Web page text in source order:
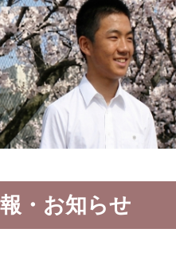
・お知らせ